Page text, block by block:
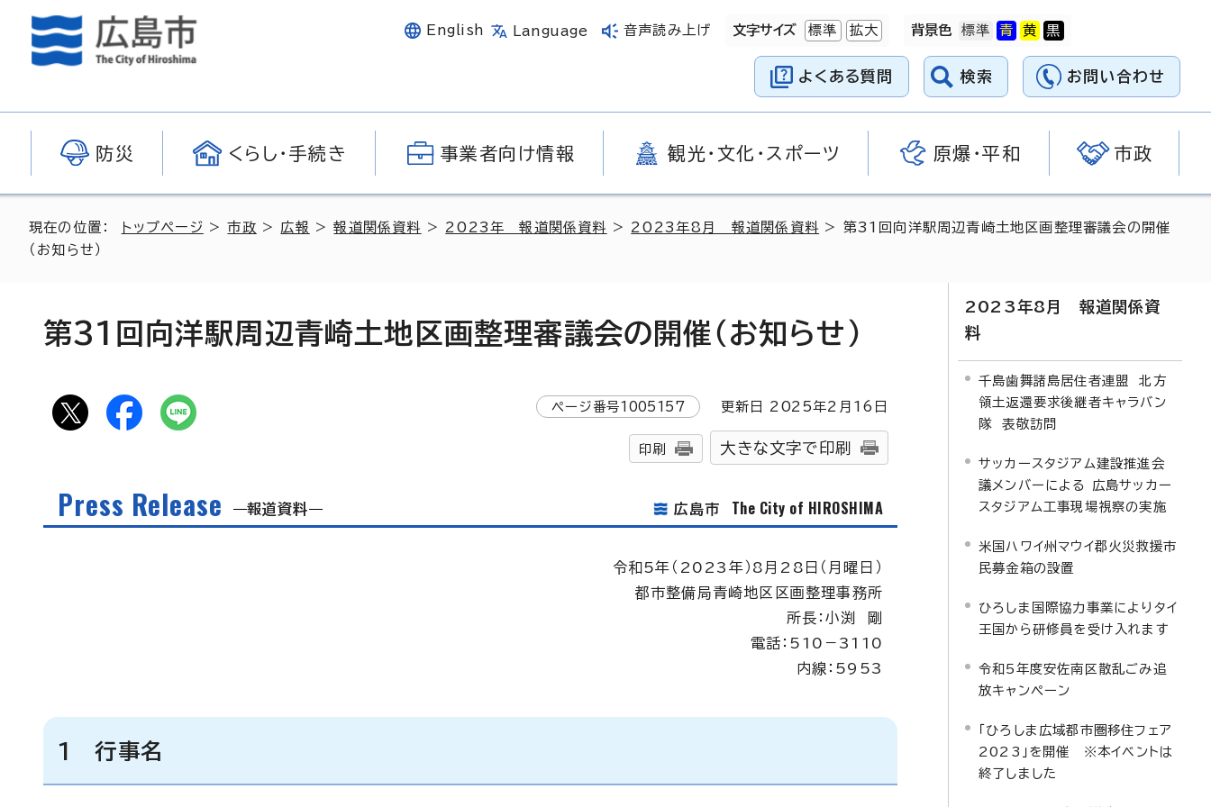
English Language 音声読み上げ 文字サイズ 標準 拡大 背景色
よくある質問 検索 お問い合わせ
防災 くらし・手続き 事業者向け情報 観光・文化・スポーツ 原爆・平和 市政
現在の位置： トップページ >市政 > 広報 >報道関係資料 > 2023年 報道関係資料 > 2023年8月 報道関係資料 > 第31回向洋駅周辺青崎土地区画整理審議会の開催
（お知らせ）
第31回向洋駅周辺青崎土地区画整理審議会の開催（お知らせ）
ページ番号1005157 更新日 2025年2月 16 日
印刷 大きな文字で印刷
Press Release 報道資料 広島市 The City of HIROSHIMA
令和5年（2023年）8月28日（月曜日）
都市整備局青崎地区区画整理事務所
所長：小渕 剛
電話：510－3110
内線：5953
1 行事名
2023年8月 報道関係資
料
千島歯舞諸島居住者連盟 北方
領土返還要求後継者キャラバン
隊 表敬訪問
サッカースタジアム建設推進会
議メンバーによる 広島サッカー
スタジアム工事現場視察の実施
米国ハワイ州マウイ郡火災救援市
民募金箱の設置
ひろしま国際協力事業によりタイ
王国から研修員を受け入れます
令和5年度安佐南区散乱ごみ追
放キャンペーン
「ひろしま広域都市圏移住フェア
2023」を開催 ※本イベントは
終了しました